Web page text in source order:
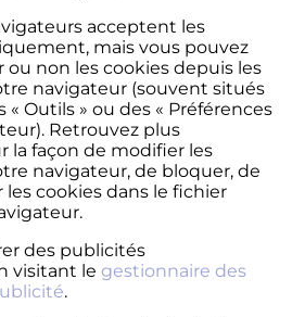
acceptent les
mais vous pouvez
ou non les cookies depuis les
navigateur (souvent situés
Outils » ou des « Préférences
Retrouvez plus
la façon de modifier les
navigateur, de bloquer, de
cookies dans le fichier
des publicités
visitant le gestionnaire des
.